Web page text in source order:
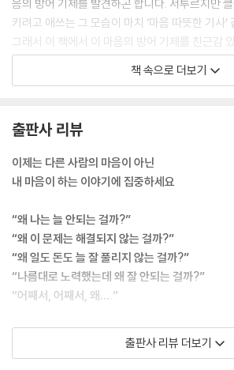
나에게 신경 쓰는 연습
마무리하며 세상에서 가장 신경 써야 할 사람은
음의 방어 기제를 발견하곤 합니다. 서투르지만
키려고 애쓰는 그 모습이 마치 ‘마음 따뜻한 기사’
그래서 이 책에서 이 마음의 방어 기제를 친근감
니다.
--- p.30, 「나의 무의식 속은 온통 나뿐이다」 중에
엇을 말하는 걸까요? 저는 임상 심리 요법이나 영
라이언트를 만나며 모든 문제의 배경에 숨겨진 이
을 깨달았습니다. 바로 ‘내가 더는 상처받지 않게
--- p.51, 「이 모든 일은 상처받지 않기 위한 선택」
해외여행도 마찬가지입니다. 해외여행을 자주 가
서 벗어나는 것은 조금 무서운 일입니다. 용기와
과정에서 문제가 발생할지도 모릅니다. 그래서 상
간 가자’ 정도로 내버려두는 편이 상처도 받지 않
레스에서 벗어날 수 있는 것입니다.
--- p.61, 「좋은 핑계는 그럴싸한 명분이 된다」 중
책 속으로 더보기
출판사 리뷰
이제는 다른 사람의 마음이 아닌
내 마음이 하는 이야기에 집중하세요
“왜 나는 늘 안되는 걸까?”
“왜 이 문제는 해결되지 않는 걸까?”
“왜 일도 돈도 늘 잘 풀리지 않는 걸까?”
“나름대로 노력했는데 왜 잘 안되는 걸까?”
“어째서, 어째서, 왜….”
어째서 우리의 고민은 끝이 없는 걸까? 우리는
안해하며 스스로를 자책하고 있다. 어떤 문제든
출판사 리뷰 더보기